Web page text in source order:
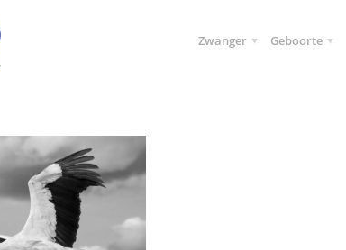
Zwanger Geboorte